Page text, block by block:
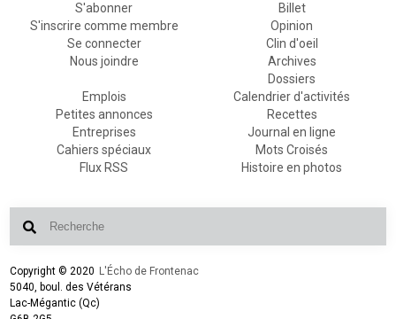
S'abonner
S'inscrire comme membre
Se connecter
Nous joindre
Billet
Opinion
Clin d'oeil
Archives
Dossiers
Emplois
Petites annonces
Entreprises
Cahiers spéciaux
Flux RSS
Calendrier d'activités
Recettes
Journal en ligne
Mots Croisés
Histoire en photos
Copyright © 2020 L'Écho de Frontenac
5040, boul. des Vétérans
Lac-Mégantic (Qc)